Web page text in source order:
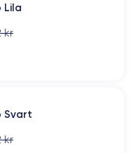
Lila
kr
Svart
kr